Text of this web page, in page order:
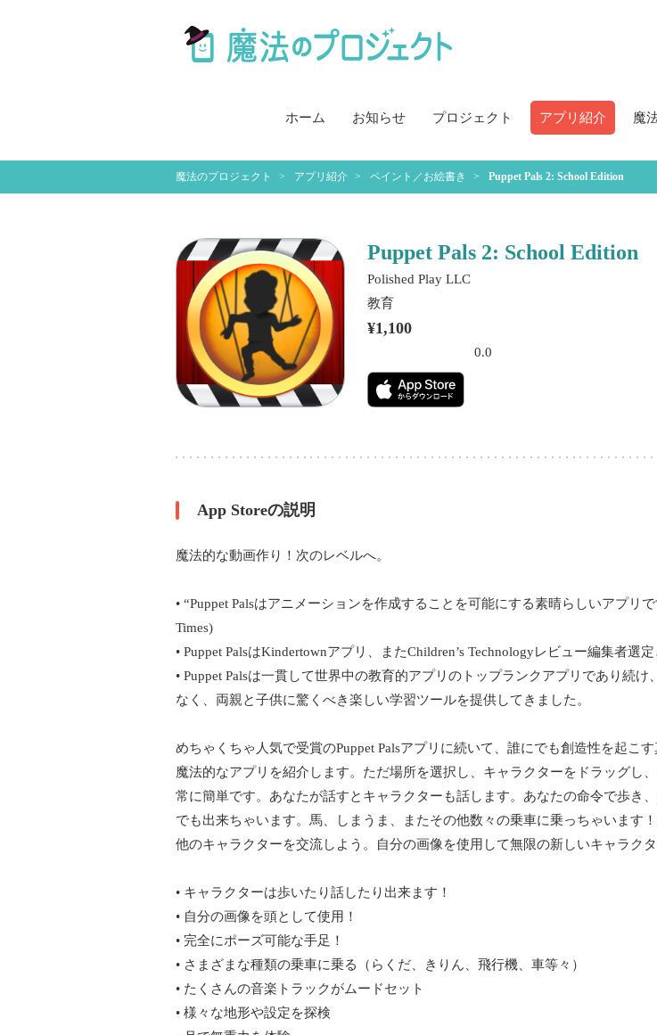
ホーム お知らせ プロジェクト アプリ紹介 魔
魔法のプロジェクト アプリ紹介 ペイント／お絵書き Puppet Pals 2: School Edition
Puppet Pals 2: School Edition
Polished Play LLC
教育
¥1,100
0.0
App Storeの説明
魔法的な動画作り！次のレベルへ。
• “Puppet Palsはアニメーションを作成することを可能にする素晴らしいアプリ
Times)
• Puppet PalsはKindertownアプリ、またChildren’s Technologyレビュー編集者選
• Puppet Palsは一貫して世界中の教育的アプリのトップランクアプリであり続け
なく、両親と子供に驚くべき楽しい学習ツールを提供してきました。
めちゃくちゃ人気で受賞のPuppet Palsアプリに続いて、誰にでも創造性を起こ
魔法的なアプリを紹介します。ただ場所を選択し、キャラクターをドラッグし
常に簡単です。あなたが話すとキャラクターも話します。あなたの命令で歩き
でも出来ちゃいます。馬、しまうま、またその他数々の乗車に乗っちゃいます
他のキャラクターを交流しよう。自分の画像を使用して無限の新しいキャラクタ
• キャラクターは歩いたり話したり出来ます！
• 自分の画像を頭として使用！
• 完全にポーズ可能な手足！
• さまざまな種類の乗車に乗る（らくだ、きりん、飛行機、車等々）
• たくさんの音楽トラックがムードセット
• 様々な地形や設定を探検